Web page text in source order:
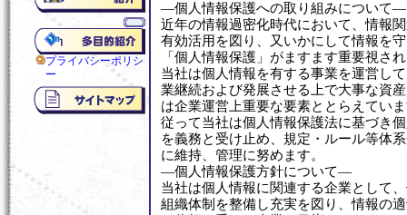
プライバシーポリシ
ー
―個人情報保護への取り組みについて―
近年の情報過密化時代において、情報
有効活用を図り、又いかにして情報を
「個人情報保護」がますます重要視さ
当社は個人情報を有する事業を運営し
業継続および発展させる上で大事な資
は企業運営上重要な要素ととらえてい
従って当社は個人情報保護法に基づき
を義務と受け止め、規定・ルール等体
に維持、管理に努めます。
―個人情報保護方針について―
当社は個人情報に関連する企業として
組織体制を整備し充実を図り、情報の